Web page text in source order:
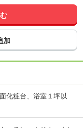
化粧台、浴室１坪以